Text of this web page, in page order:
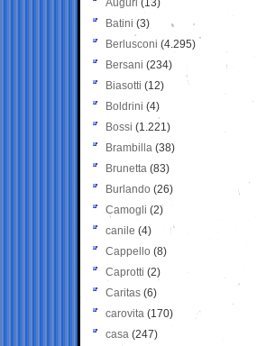
Auguri (13)
Batini (3)
Berlusconi (4.295)
Bersani (234)
Biasotti (12)
Boldrini (4)
Bossi (1.221)
Brambilla (38)
Brunetta (83)
Burlando (26)
Camogli (2)
canile (4)
Cappello (8)
Caprotti (2)
Caritas (6)
carovita (170)
casa (247)